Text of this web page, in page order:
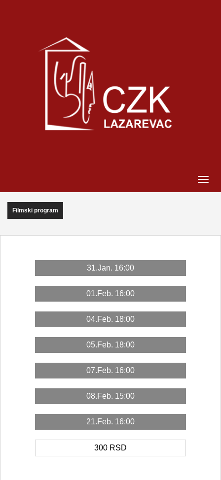
Filmski program
31.Jan. 16:00
01.Feb. 16:00
04.Feb. 18:00
05.Feb. 18:00
07.Feb. 16:00
08.Feb. 15:00
21.Feb. 16:00
300 RSD